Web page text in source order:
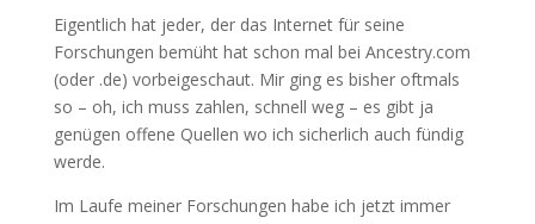
Eigentlich hat jeder, der das Internet für seine
Forschungen bemüht hat schon mal bei Ancestry.com
(oder .de) vorbeigeschaut. Mir ging es bisher oftmals
so – oh, ich muss zahlen, schnell weg – es gibt ja
genügen offene Quellen wo ich sicherlich auch fündig
werde.
Im Laufe meiner Forschungen habe ich jetzt immer